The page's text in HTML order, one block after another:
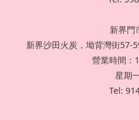
新界門
新界沙田火炭，坳背灣街57-
營業時間：
星期
Tel: